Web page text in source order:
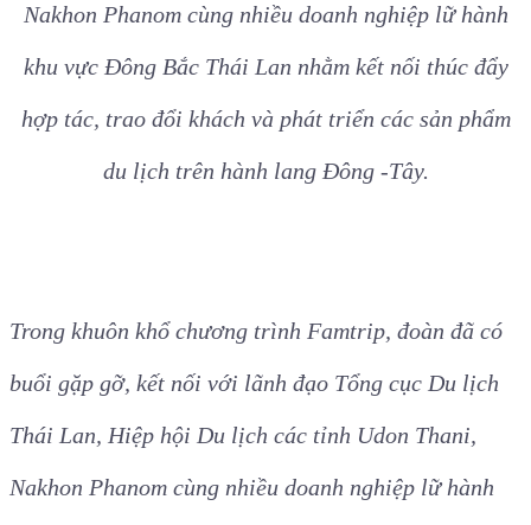
Nakhon Phanom cùng nhiều doanh nghiệp lữ hành
khu vực Đông Bắc Thái Lan nhằm kết nối thúc đẩy
hợp tác, trao đổi khách và phát triển các sản phẩm
du lịch trên hành lang Đông -Tây.
Trong khuôn khổ chương trình Famtrip, đoàn đã có
buổi gặp gỡ, kết nối với lãnh đạo Tổng cục Du lịch
Thái Lan, Hiệp hội Du lịch các tỉnh Udon Thani,
Nakhon Phanom cùng nhiều doanh nghiệp lữ hành